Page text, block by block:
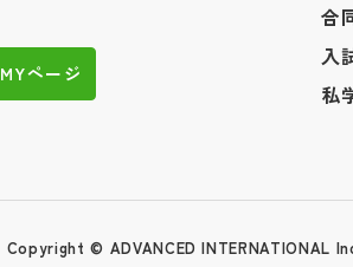
MYページ
合
入
私
Copyright © ADVANCED INTERNATIONAL